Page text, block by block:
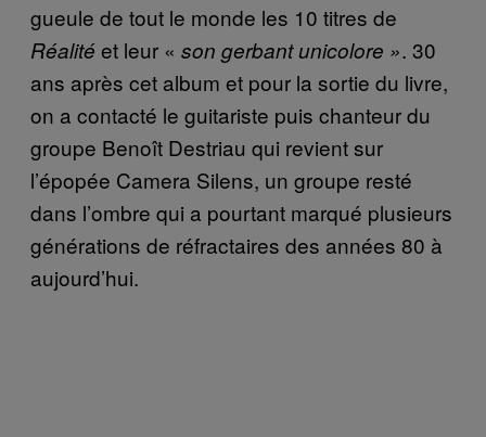
gueule de tout le monde les 10 titres de
Réalité et leur « son gerbant unicolore ». 30
ans après cet album et pour la sortie du livre,
on a contacté le guitariste puis chanteur du
groupe Benoît Destriau qui revient sur
l’épopée Camera Silens, un groupe resté
dans l’ombre qui a pourtant marqué plusieurs
générations de réfractaires des années 80 à
aujourd’hui.